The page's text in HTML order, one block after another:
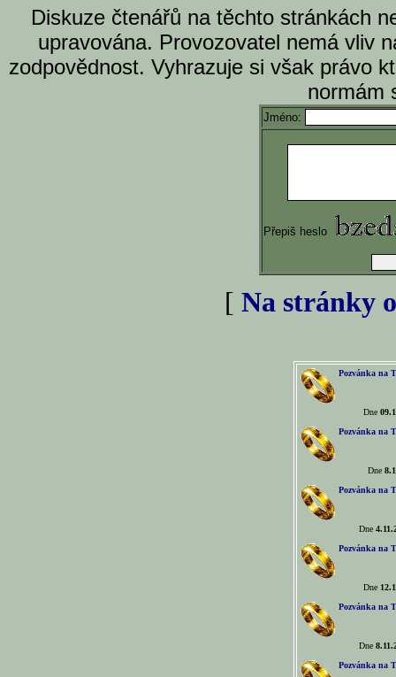
Diskuze čtenářů na těchto stránkách
upravována. Provozovatel nemá vliv
zodpovědnost. Vyhrazuje si však právo
normám
Jméno:
Přepiš heslo
[ Na stránky
Pozvánka na
Dne
Pozvánka na
Dne
Pozvánka na
Dne
Pozvánka na
Dne
Pozvánka na
Dne
Pozvánka na